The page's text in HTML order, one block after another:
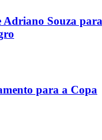
Adriano Souza para
para a Copa